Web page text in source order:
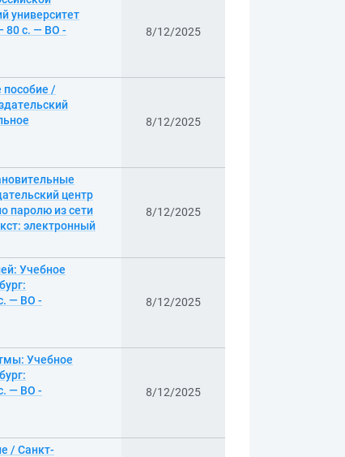
университет
80 с. — ВО -
8/12/2025
пособие /
8/12/2025
центр
паролю из сети
электронный
8/12/2025
Учебное
— ВО -
8/12/2025
Учебное
— ВО -
8/12/2025
/ Санкт-